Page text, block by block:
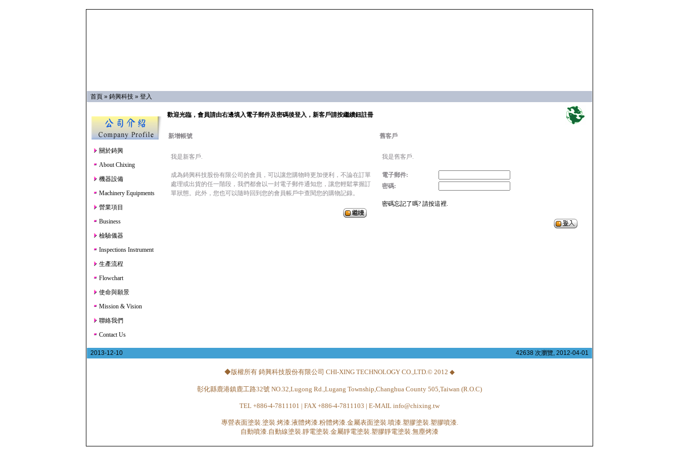
首頁 » 錡興科技 » 登入
關於錡興
About Chixing
機器設備
Machinery Equipments
營業項目
Business
檢驗儀器
Inspections Instrument
生產流程
Flowchart
使命與願景
Mission & Vision
聯絡我們
Contact Us
歡迎光臨，會員請由右邊填入電子郵件及密碼後登入，新客戶請按繼續鈕註冊
新增帳號 舊客戶
我是新客戶.
成為錡興科技股份有限公司的會員，可以讓您購物時更加便利，不論在訂單
處理或出貨的任一階段，我們都會以一封電子郵件通知您，讓您輕鬆掌握訂
單狀態。此外，您也可以隨時回到您的會員帳戶中查閱您的購物記錄。
我是舊客戶.
電子郵件:
密碼:
密碼忘記了嗎? 請按這裡.
2013-12-10 42638 次瀏覽, 2012-04-01
◆版權所有 錡興科技股份有限公司 CHI-XING TECHNOLOGY CO.,LTD.© 2012 ◆
彰化縣鹿港鎮鹿工路32號 NO.32,Lugong Rd.,Lugang Township,Changhua County 505,Taiwan (R.O.C)
TEL +886-4-7811101 | FAX +886-4-7811103 | E-MAIL info@chixing.tw
專營表面塗裝.塗裝.烤漆.液體烤漆.粉體烤漆.金屬表面塗裝.噴漆.塑膠塗裝.塑膠噴漆.
自動噴漆.自動線塗裝.靜電塗裝.金屬靜電塗裝.塑膠靜電塗裝.無塵烤漆